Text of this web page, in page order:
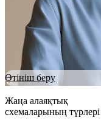
Өтініш беру
Жаңа алаяқтық
схемаларының түрлері